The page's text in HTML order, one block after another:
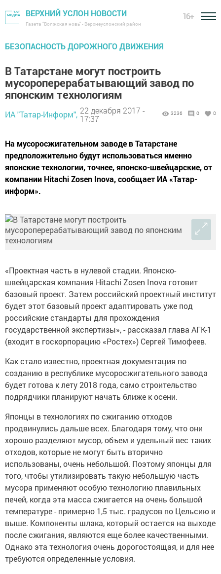
ВЕРХНИЙ УСЛОН НОВОСТИ
Газета "Волжская новь" - Верхнеуслонский район
16+
БЕЗОПАСНОСТЬ ДОРОЖНОГО ДВИЖЕНИЯ
В Татарстане могут построить
мусороперерабатывающий завод по
японским технологиям
ИА "Татар-Информ", 22 декабря 2017 -
17:37
3236 0 0
На мусоросжигательном заводе в Татарстане
предположительно будут использоваться именно
японские технологии, точнее, японско-швейцарские, от
компании Hitachi Zosen Inova, сообщает ИА «Татар-
информ».
«Проектная часть в нулевой стадии. Японско-
швейцарская компания Hitachi Zosen Inova готовит
базовый проект. Затем российский проектный институт
будет этот базовый проект адаптировать уже под
российские стандарты для прохождения
государственной экспертизы», - рассказал глава АГК-1
(входит в госкорпорацию «Ростех») Сергей Тимофеев.
Как стало известно, проектная документация по
созданию в республике мусоросжигательного завода
будет готова к лету 2018 года, само строительство
подрядчики планируют начать ближе к осени.
Японцы в технологиях по сжиганию отходов
продвинулись дальше всех. Благодаря тому, что они
хорошо разделяют мусор, объем и удельный вес таких
отходов, которые не могут быть вторично
использованы, очень небольшой. Поэтому японцы для
того, чтобы утилизировать такую небольшую часть
мусора применяют особую технологию плавильных
печей, когда эта масса сжигается на очень большой
температуре - примерно 1,5 тыс. градусов по Цельсию и
выше. Компоненты шлака, который остается на выходе
после сжигания, являются еще более качественными.
Однако эта технология очень дорогостоящая, и для нее
требуются определенные условия.